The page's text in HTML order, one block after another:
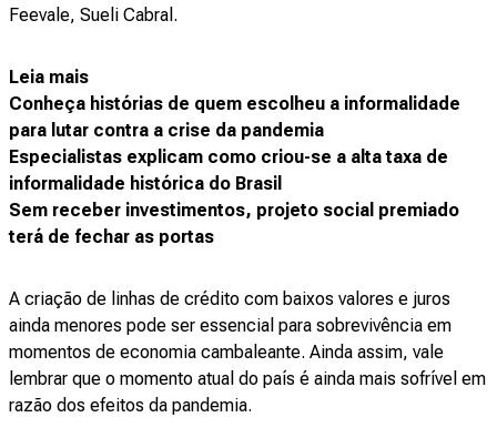
Feevale, Sueli Cabral.
Leia mais
Conheça histórias de quem escolheu a informalidade
para lutar contra a crise da pandemia
Especialistas explicam como criou-se a alta taxa de
informalidade histórica do Brasil
Sem receber investimentos, projeto social premiado
terá de fechar as portas
A criação de linhas de crédito com baixos valores e juros
ainda menores pode ser essencial para sobrevivência em
momentos de economia cambaleante. Ainda assim, vale
lembrar que o momento atual do país é ainda mais sofrível em
razão dos efeitos da pandemia.